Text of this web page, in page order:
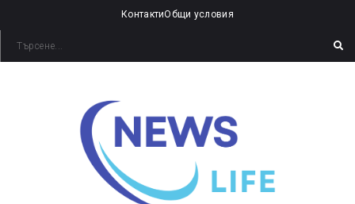
КонтактиОбщи условия